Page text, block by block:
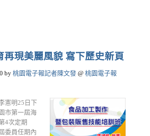
再現美麗風貌 寫下歷史新頁
by 桃園電子報記者陳文發 @ 桃園電子報
憲明25日下
市第一屆海
4次定期
委員任期內